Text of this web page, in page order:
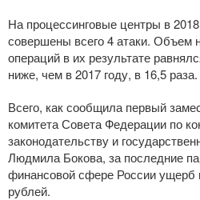
На процессинговые центры в
совершены всего 4 атаки. Объем
операций в их результате
ниже, чем в 2017 году, в 16,5 раза.
Всего, как сообщила первый
комитета Совета Федерации по
законодательству и
Людмила Бокова, за последние
финансовой сфере России ущерб
рублей.